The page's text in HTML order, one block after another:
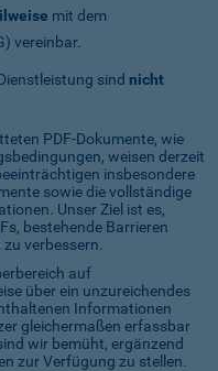
mit dem
vereinbar.
sind nicht
PDF-Dokumente, wie
weisen derzeit
insbesondere
sowie die vollständige
Unser Ziel ist es,
bestehende Barrieren
verbessern.
auf
über ein unzureichendes
Informationen
gleichermaßen erfassbar
wir bemüht, ergänzend
zur Verfügung zu stellen.